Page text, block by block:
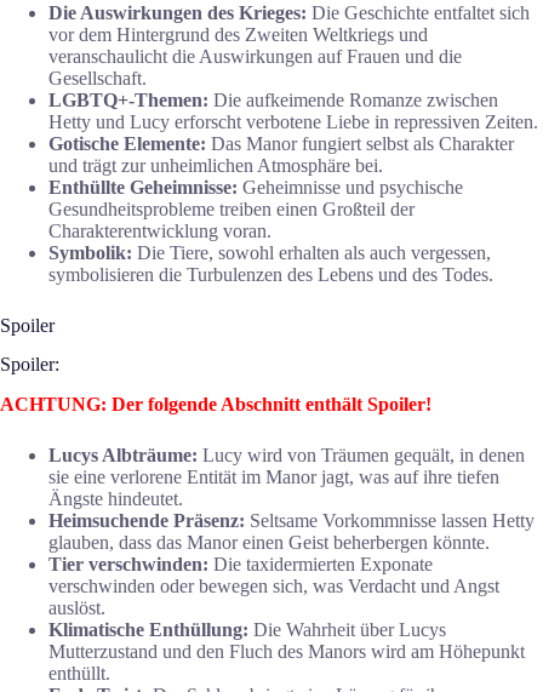
Die Auswirkungen des Krieges: Die Geschichte entfaltet sich
vor dem Hintergrund des Zweiten Weltkriegs und
veranschaulicht die Auswirkungen auf Frauen und die
Gesellschaft.
LGBTQ+-Themen: Die aufkeimende Romanze zwischen
Hetty und Lucy erforscht verbotene Liebe in repressiven Zeiten.
Gotische Elemente: Das Manor fungiert selbst als Charakter
und trägt zur unheimlichen Atmosphäre bei.
Enthüllte Geheimnisse: Geheimnisse und psychische
Gesundheitsprobleme treiben einen Großteil der
Charakterentwicklung voran.
Symbolik: Die Tiere, sowohl erhalten als auch vergessen,
symbolisieren die Turbulenzen des Lebens und des Todes.
Spoiler
Spoiler:
ACHTUNG: Der folgende Abschnitt enthält Spoiler!
Lucys Albträume: Lucy wird von Träumen gequält, in denen
sie eine verlorene Entität im Manor jagt, was auf ihre tiefen
Ängste hindeutet.
Heimsuchende Präsenz: Seltsame Vorkommnisse lassen Hetty
glauben, dass das Manor einen Geist beherbergen könnte.
Tier verschwinden: Die taxidermierten Exponate
verschwinden oder bewegen sich, was Verdacht und Angst
auslöst.
Klimatische Enthüllung: Die Wahrheit über Lucys
Mutterzustand und den Fluch des Manors wird am Höhepunkt
enthüllt.